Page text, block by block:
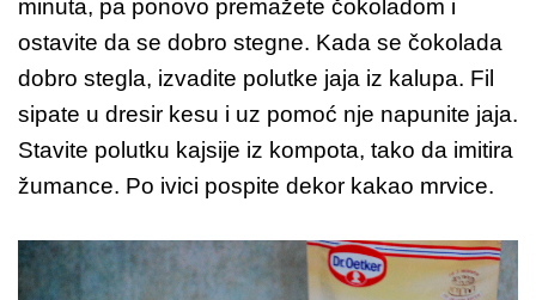
minuta, pa ponovo premažete čokoladom i
ostavite da se dobro stegne. Kada se čokolada
dobro stegla, izvadite polutke jaja iz kalupa. Fil
sipate u dresir kesu i uz pomoć nje napunite jaja.
Stavite polutku kajsije iz kompota, tako da imitira
žumance. Po ivici pospite dekor kakao mrvice.